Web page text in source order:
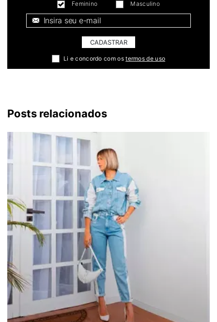
Feminino Masculino
CADASTRAR
Li e concordo com ostermos de uso
Posts relacionados